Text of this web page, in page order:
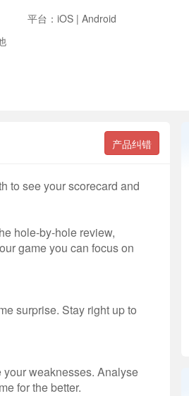
平台：iOS | Android
产品纠错
to see your scorecard and
hole-by-hole review,
game you can focus on
surprise. Stay right up to
weaknesses. Analyse
for the better.